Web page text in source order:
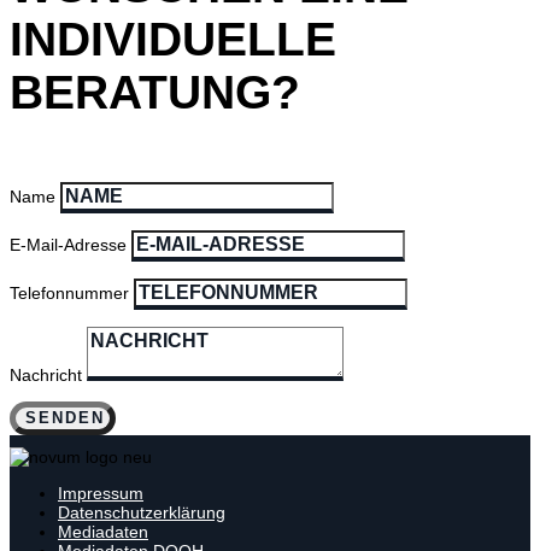
INDIVIDUELLE
BERATUNG?
Name
E-Mail-Adresse
Telefonnummer
Nachricht
SENDEN
Impressum
Datenschutzerklärung
Mediadaten